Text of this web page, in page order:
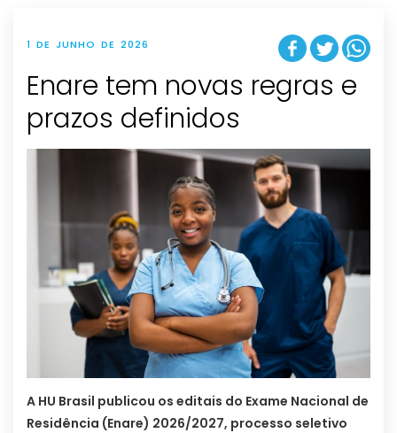
1 DE JUNHO DE 2026
Enare tem novas regras e
prazos definidos
A HU Brasil publicou os editais do Exame Nacional de
Residência (Enare) 2026/2027, processo seletivo